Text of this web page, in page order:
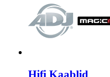
Hifi Kaablid